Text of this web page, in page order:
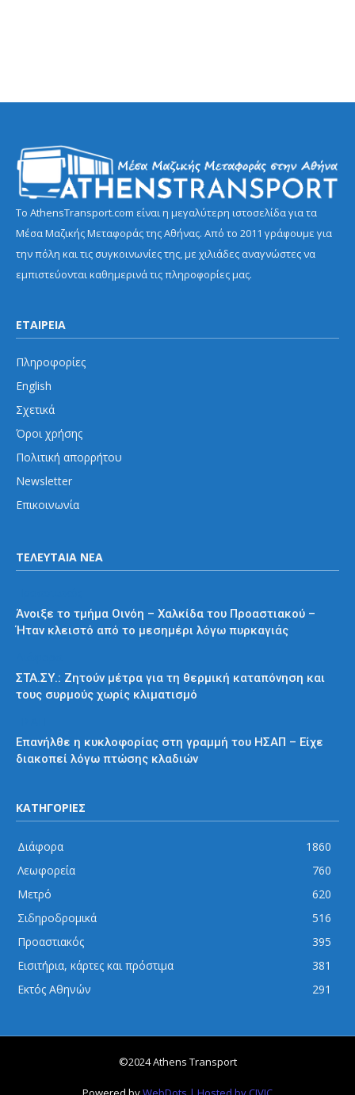
Το AthensTransport.com είναι η μεγαλύτερη ιστοσελίδα για τα
Μέσα Μαζικής Μεταφοράς της Αθήνας. Από το 2011 γράφουμε για
την πόλη και τις συγκοινωνίες της, με χιλιάδες αναγνώστες να
εμπιστεύονται καθημερινά τις πληροφορίες μας.
ΕΤΑΙΡΕΙΑ
Πληροφορίες
English
Σχετικά
Όροι χρήσης
Πολιτική απορρήτου
Newsletter
Επικοινωνία
ΤΕΛΕΥΤΑΙΑ ΝΕΑ
Άνοιξε το τμήμα Οινόη – Χαλκίδα του Προαστιακού –
Ήταν κλειστό από το μεσημέρι λόγω πυρκαγιάς
ΣΤΑ.ΣΥ.: Ζητούν μέτρα για τη θερμική καταπόνηση και
τους συρμούς χωρίς κλιματισμό
Επανήλθε η κυκλοφορίας στη γραμμή του ΗΣΑΠ – Είχε
διακοπεί λόγω πτώσης κλαδιών
ΚΑΤΗΓΟΡΙΕΣ
Διάφορα
1860
Λεωφορεία
760
Μετρό
620
Σιδηροδρομικά
516
Προαστιακός
395
Εισιτήρια, κάρτες και πρόστιμα
381
Εκτός Αθηνών
291
©2024 Athens Transport